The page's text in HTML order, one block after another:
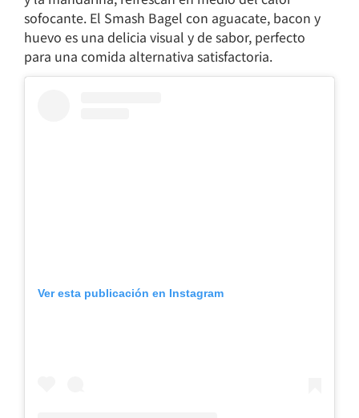
sofocante. El Smash Bagel con aguacate, bacon y
huevo es una delicia visual y de sabor, perfecto
para una comida alternativa satisfactoria.
Ver esta publicación en Instagram